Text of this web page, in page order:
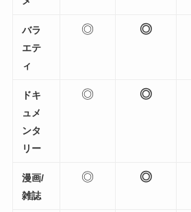
バラ
エテ
ィ
◎ ◎
ドキ
ュメ
ンタ
リー
◎ ◎
漫画/
雑誌
◎ ◎